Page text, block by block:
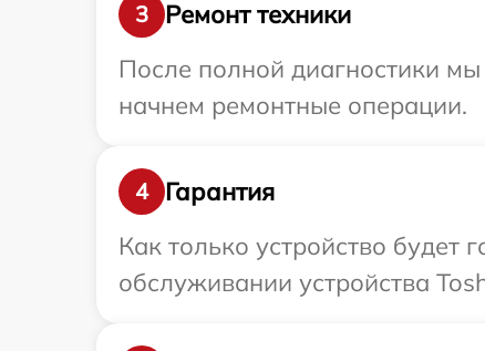
3
Ремонт техники
После полной диагностики
начнем ремонтные операции.
4
Гарантия
Как только устройство будет
обслуживании устройства